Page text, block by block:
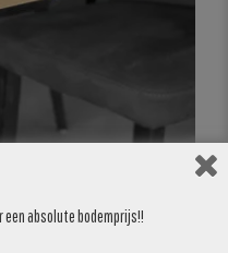
absolute bodemprijs!!